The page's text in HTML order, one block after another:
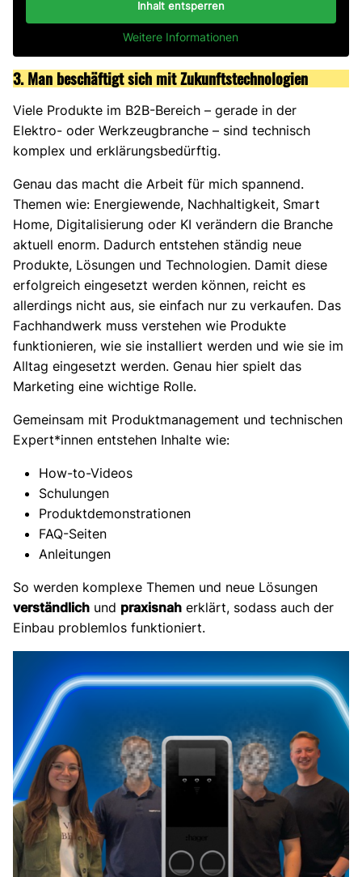
Inhalt entsperren
Weitere Informationen
3. Man beschäftigt sich mit Zukunftstechnologien
Viele Produkte im B2B-Bereich – gerade in der
Elektro- oder Werkzeugbranche – sind technisch
komplex und erklärungsbedürftig.
Genau das macht die Arbeit für mich spannend.
Themen wie: Energiewende, Nachhaltigkeit, Smart
Home, Digitalisierung oder KI verändern die Branche
aktuell enorm. Dadurch entstehen ständig neue
Produkte, Lösungen und Technologien. Damit diese
erfolgreich eingesetzt werden können, reicht es
allerdings nicht aus, sie einfach nur zu verkaufen. Das
Fachhandwerk muss verstehen wie Produkte
funktionieren, wie sie installiert werden und wie sie im
Alltag eingesetzt werden. Genau hier spielt das
Marketing eine wichtige Rolle.
Gemeinsam mit Produktmanagement und technischen
Expert*innen entstehen Inhalte wie:
How-to-Videos
Schulungen
Produktdemonstrationen
FAQ-Seiten
Anleitungen
So werden komplexe Themen und neue Lösungen
verständlich und praxisnah erklärt, sodass auch der
Einbau problemlos funktioniert.